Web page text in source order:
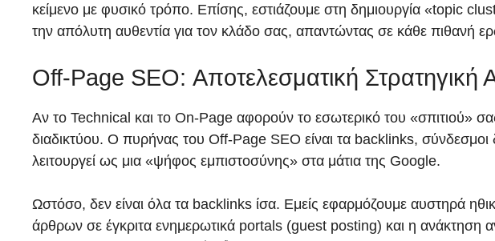
κείμενο με φυσικό τρόπο. Επίσης, εστιάζουμε στη δημιουργία «topic
την απόλυτη αυθεντία για τον κλάδο σας, απαντώντας σε κάθε πιθανή
Off-Page SEO: Αποτελεσματική
Αν το Technical και το On-Page αφορούν το εσωτερικό του «σπιτιού»
διαδικτύου. Ο πυρήνας του Off-Page SEO είναι τα backlinks,
λειτουργεί ως μια «ψήφος εμπιστοσύνης» στα μάτια της Google.
Ωστόσο, δεν είναι όλα τα backlinks ίσα. Εμείς εφαρμόζουμε αυστηρά
άρθρων σε έγκριτα ενημερωτικά portals (guest posting) και η ανάκτηση